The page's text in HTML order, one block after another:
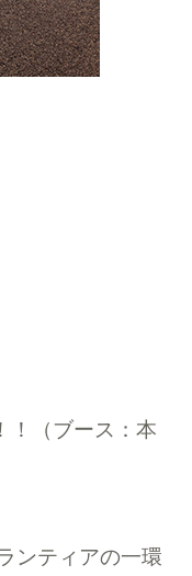
！（ブース：本
ンティアの一環